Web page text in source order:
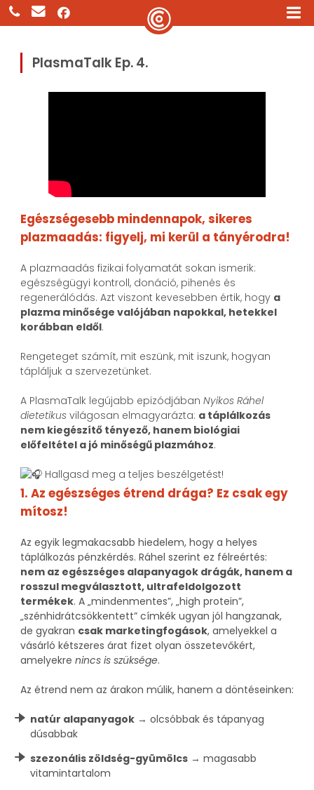
PlasmaTalk Ep. 4.
Egészségesebb mindennapok, sikeres
plazmaadás: figyelj, mi kerül a tányérodra!
A plazmaadás fizikai folyamatát sokan ismerik:
egészségügyi kontroll, donáció, pihenés és
regenerálódás. Azt viszont kevesebben értik, hogy a
plazma minősége valójában napokkal, hetekkel
korábban eldől.
Rengeteget számít, mit eszünk, mit iszunk, hogyan
tápláljuk a szervezetünket.
A PlasmaTalk legújabb epizódjában Nyikos Ráhel
dietetikusvilágosan elmagyarázta: a táplálkozás
nem kiegészítő tényező, hanem biológiai
előfeltétel a jó minőségű plazmához.
Hallgasd meg a teljes beszélgetést!
1. Az egészséges étrend drága? Ez csak egy
mítosz!
Az egyik legmakacsabb hiedelem, hogy a helyes
táplálkozás pénzkérdés. Ráhel szerint ez félreértés:
nem az egészséges alapanyagok drágák, hanem a
rosszul megválasztott, ultrafeldolgozott
termékek. A „mindenmentes”, „high protein”,
„szénhidrátcsökkentett” címkék ugyan jól hangzanak,
de gyakran csak marketingfogások, amelyekkel a
vásárló kétszeres árat fizet olyan összetevőkért,
amelyekre nincs is szüksége.
Az étrend nem az árakon múlik, hanem a döntéseinken:
natúr alapanyagok→ olcsóbbak és tápanyag
dúsabbak
szezonális zöldség-gyümölcs→ magasabb
vitamintartalom